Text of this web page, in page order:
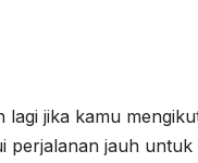
lagi jika kamu
perjalanan jauh untuk